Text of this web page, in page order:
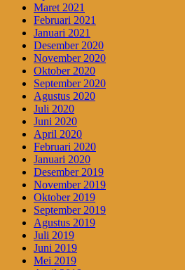
Maret 2021
Februari 2021
Januari 2021
Desember 2020
November 2020
Oktober 2020
September 2020
Agustus 2020
Juli 2020
Juni 2020
April 2020
Februari 2020
Januari 2020
Desember 2019
November 2019
Oktober 2019
September 2019
Agustus 2019
Juli 2019
Juni 2019
Mei 2019